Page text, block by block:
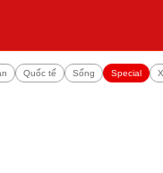
Quốc tế Sống Special